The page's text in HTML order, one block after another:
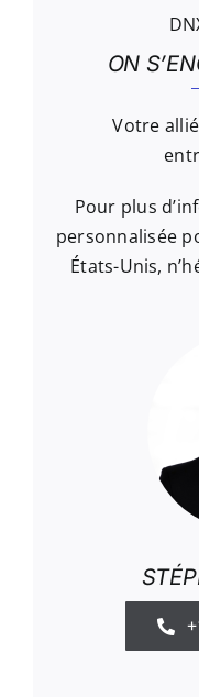
ON
Votre
Pour plus
personnalisée
États-Unis,